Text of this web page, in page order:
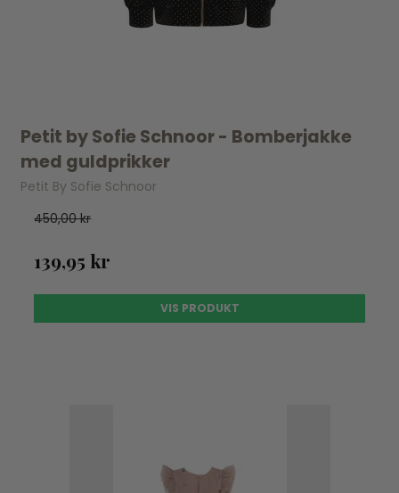
Petit by Sofie Schnoor - Bomberjakke
med guldprikker
Petit By Sofie Schnoor
450,00 kr
139,95 kr
VIS PRODUKT